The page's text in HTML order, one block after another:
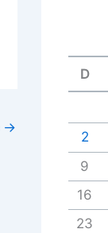
→
D
2
9
16
23